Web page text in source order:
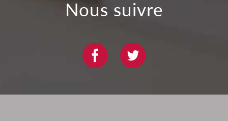
nous suivre